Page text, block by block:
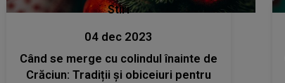
Stiri
04 dec 2023
Când se merge cu colindul înainte de
Crăciun: Tradiții și obiceiuri pentru